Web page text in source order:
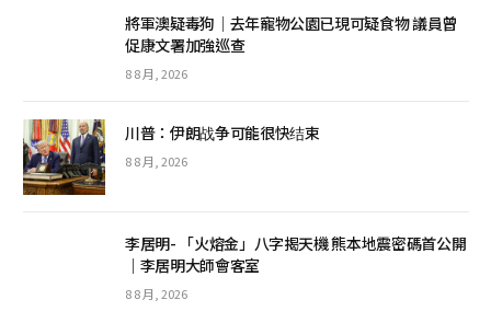
將軍澳疑毒狗│去年寵物公園已現可疑食物 議員曾
促康文署加強巡查
8 8 月, 2026
川普：伊朗战争可能很快结束
8 8 月, 2026
李居明- 「火熔金」八字揭天機 熊本地震密碼首公開
｜李居明大師會客室
8 8 月, 2026